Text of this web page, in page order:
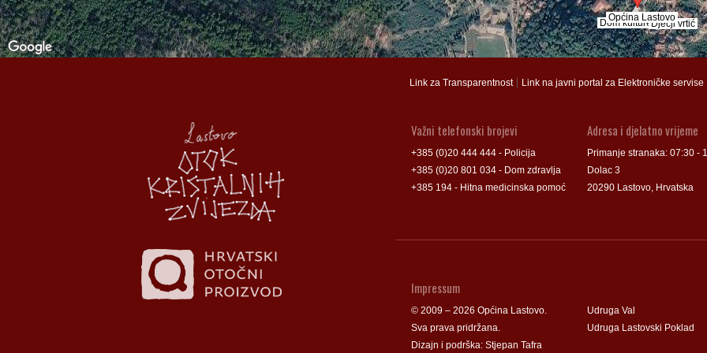
Općina Lastovo
Dječji vrtić
Dom kulture
Općina Lastovo
Dječji vrtić
Dom kulture
Link za Transparentnost| Link na javni portal za Elektroničke servise
Adresa i djelatno vrijeme
Primanje stranaka: 07:30 -
Dolac 3
20290 Lastovo, Hrvatska
Važni telefonski brojevi
+385 (0)20 444 444 - Policija
+385 (0)20 801 034 - Dom zdravlja
+385 194 - Hitna medicinska pomoć
Udruga Val
Udruga Lastovski Poklad
Impressum
© 2009 – 2026 Općina Lastovo.
Sva prava pridržana.
Dizajn i podrška: Stjepan Tafra